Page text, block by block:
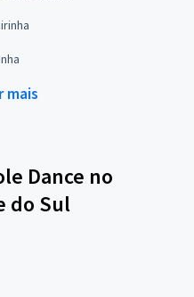
mais
Dance no
do Sul